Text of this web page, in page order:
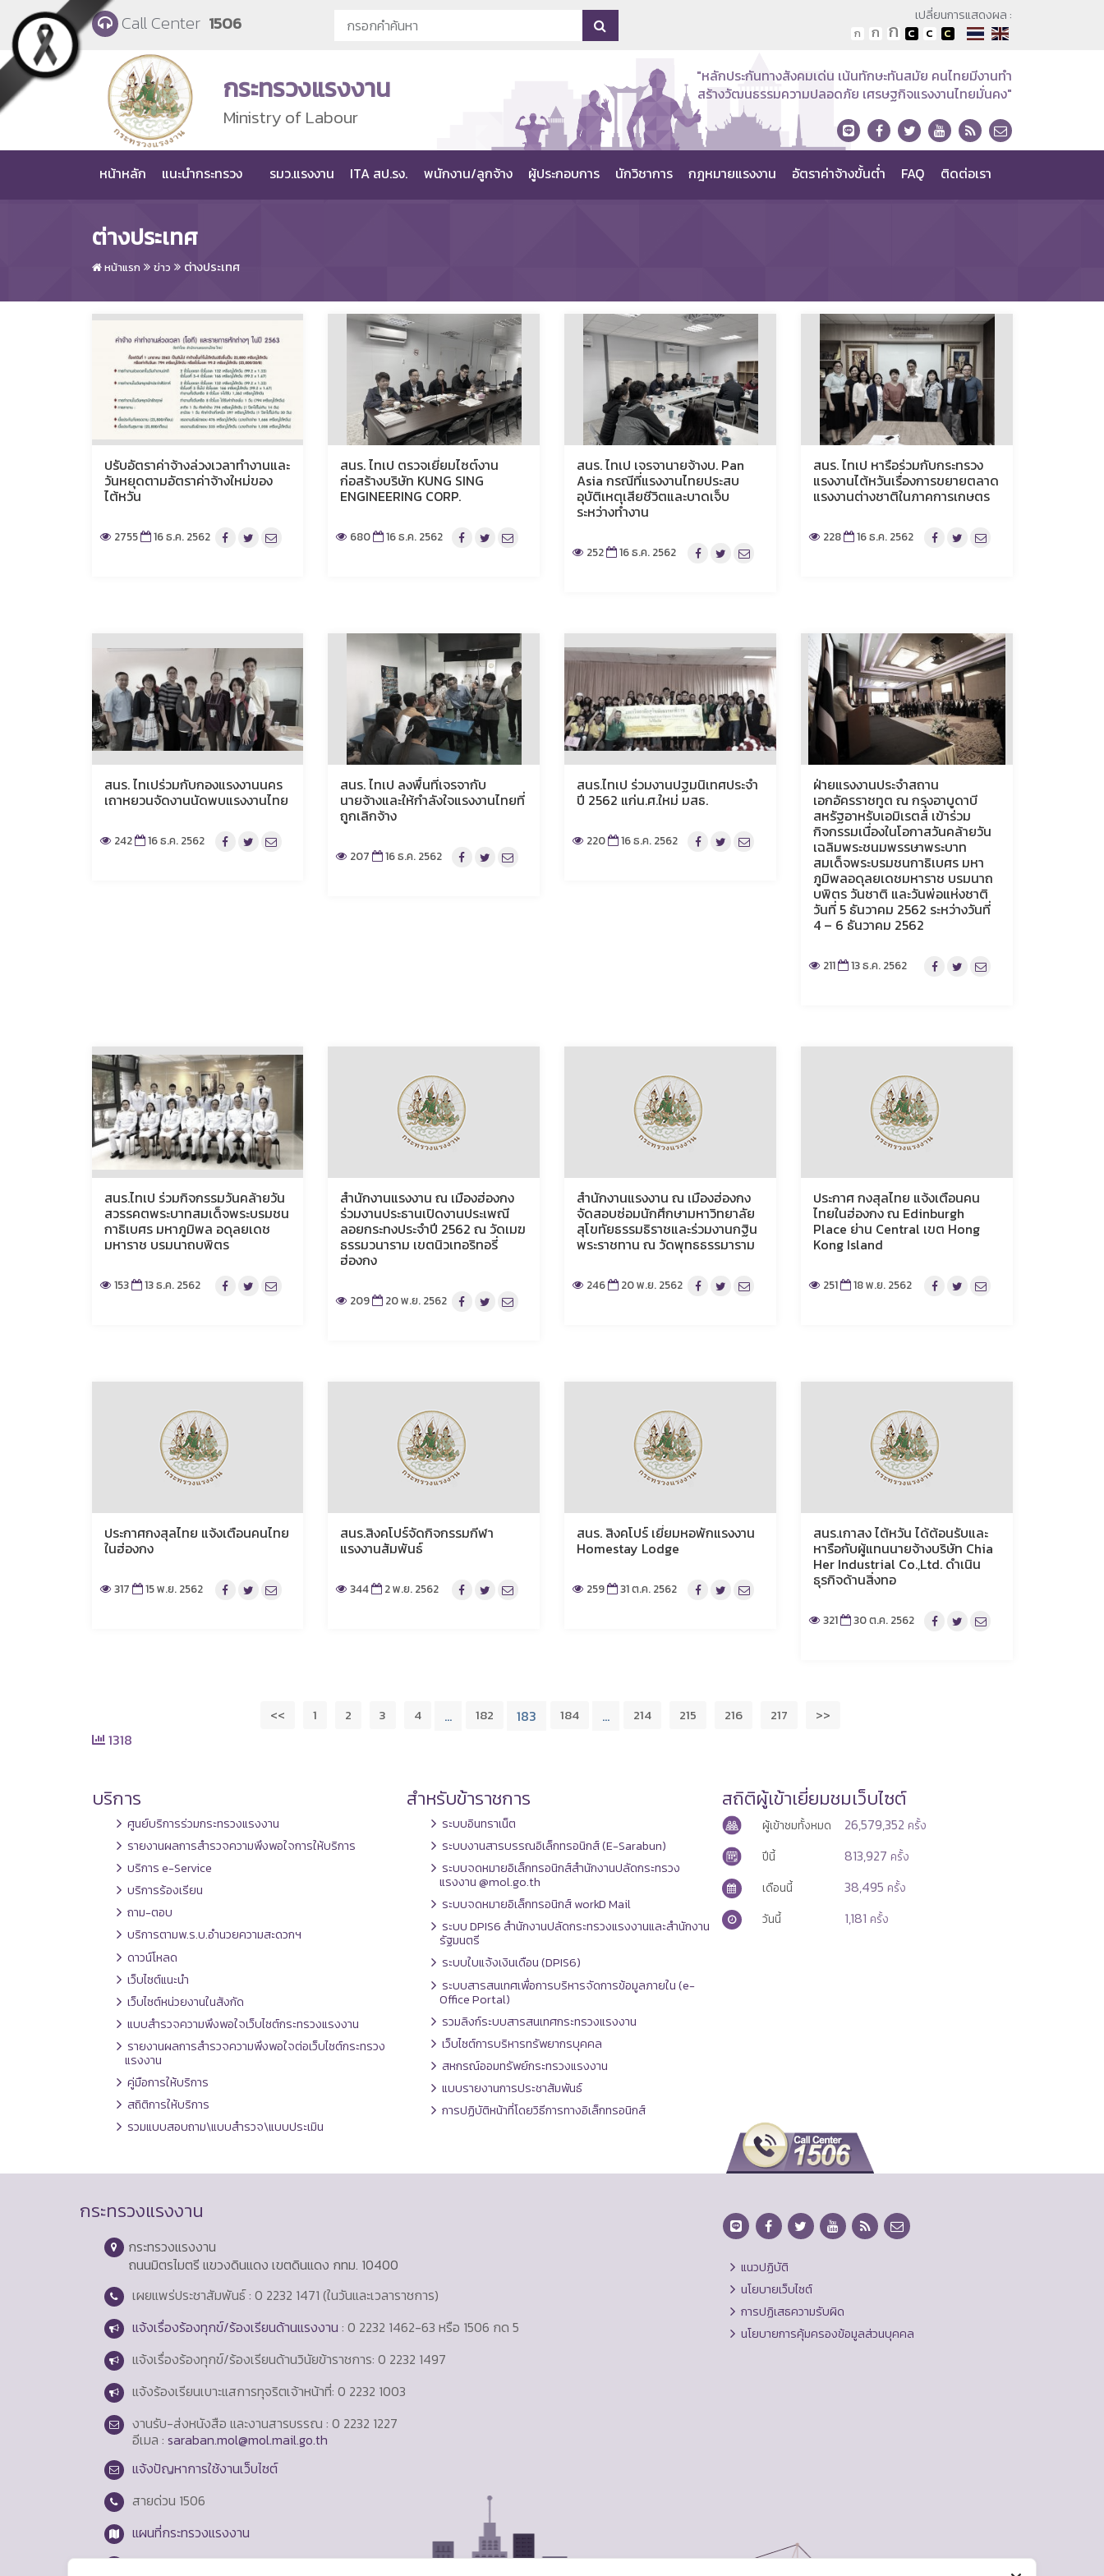
Skip to main content
Call Center 1506 เปลี่ยนการแสดงผล :
กระทรวงแรงงาน
Ministry of Labour
"หลักประกันทางสังคมเด่น เน้นทักษะทันสมัย คนไทยมีงานทำ
สร้างวัฒนธรรมความปลอดภัย เศรษฐกิจแรงงานไทยมั่นคง"
หน้าหลัก แนะนำกระทรวง รมว.แรงงาน ITA สป.รง. พนักงาน/ลูกจ้าง ผู้ประกอบการ นักวิชาการ กฎหมายแรงงาน อัตราค่าจ้างขั้นต่ำ FAQ ติดต่อเรา
ต่างประเทศ
หน้าแรก ข่าว ต่างประเทศ
ปรับอัตราค่าจ้างล่วงเวลาทำงานและ
วันหยุดตามอัตราค่าจ้างใหม่ของ
ไต้หวัน
2755 16 ธ.ค. 2562
สนร. ไทเป ตรวจเยี่ยมไซต์งาน
ก่อสร้างบริษัท KUNG SING
ENGINEERING CORP.
680 16 ธ.ค. 2562
สนร. ไทเป เจรจานายจ้างบ. Pan
Asia กรณีที่แรงงานไทยประสบ
อุบัติเหตุเสียชีวิตและบาดเจ็บ
ระหว่างทำงาน
252 16 ธ.ค. 2562
สนร. ไทเป หารือร่วมกับกระทรวง
แรงงานไต้หวันเรื่องการขยายตลาด
แรงงานต่างชาติในภาคการเกษตร
228 16 ธ.ค. 2562
สนร. ไทเปร่วมกับกองแรงงานนคร
เถาหยวนจัดงานนัดพบแรงงานไทย
242 16 ธ.ค. 2562
สนร. ไทเป ลงพื้นที่เจรจากับ
นายจ้างและให้กำลังใจแรงงานไทยที่
ถูกเลิกจ้าง
207 16 ธ.ค. 2562
สนร.ไทเป ร่วมงานปฐมนิเทศประจำ
ปี 2562 แก่น.ศ.ใหม่ มสธ.
220 16 ธ.ค. 2562
ฝ่ายแรงงานประจำสถาน
เอกอัครราชทูต ณ กรุงอาบูดาบี
สหรัฐอาหรับเอมิเรตส์ เข้าร่วม
กิจกรรมเนื่องในโอกาสวันคล้ายวัน
เฉลิมพระชนมพรรษาพระบาท
สมเด็จพระบรมชนกาธิเบศร มหา
ภูมิพลอดุลยเดชมหาราช บรมนาถ
บพิตร วันชาติ และวันพ่อแห่งชาติ
วันที่ 5 ธันวาคม 2562 ระหว่างวันที่
4 – 6 ธันวาคม 2562
211 13 ธ.ค. 2562
สนร.ไทเป ร่วมกิจกรรมวันคล้ายวัน
สวรรคตพระบาทสมเด็จพระบรมชน
กาธิเบศร มหาภูมิพล อดุลยเดช
มหาราช บรมนาถบพิตร
153 13 ธ.ค. 2562
สำนักงานแรงงาน ณ เมืองฮ่องกง
ร่วมงานประธานเปิดงานประเพณี
ลอยกระทงประจำปี 2562 ณ วัดเมฆ
ธรรมวนาราม เขตนิวเทอริทอรี่
ฮ่องกง
209 20 พ.ย. 2562
สำนักงานแรงงาน ณ เมืองฮ่องกง
จัดสอบซ่อมนักศึกษามหาวิทยาลัย
สุโขทัยธรรมธิราชและร่วมงานกฐิน
พระราชทาน ณ วัดพุทธธรรมาราม
246 20 พ.ย. 2562
ประกาศ กงสุลไทย แจ้งเตือนคน
ไทยในฮ่องกง ณ Edinburgh
Place ย่าน Central เขต Hong
Kong Island
251 18 พ.ย. 2562
ประกาศกงสุลไทย แจ้งเตือนคนไทย
ในฮ่องกง
317 15 พ.ย. 2562
สนร.สิงคโปร์จัดกิจกรรมกีฬา
แรงงานสัมพันธ์
344 2 พ.ย. 2562
สนร. สิงคโปร์ เยี่ยมหอพักแรงงาน
Homestay Lodge
259 31 ต.ค. 2562
สนร.เกาสง ไต้หวัน ได้ต้อนรับและ
หารือกับผู้แทนนายจ้างบริษัท Chia
Her Industrial Co.,Ltd. ดำเนิน
ธุรกิจด้านสิ่งทอ
321 30 ต.ค. 2562
<< 1 2 3 4 … 182 183 184 … 214 215 216 217 >>
1318
บริการ
ศูนย์บริการร่วมกระทรวงแรงงาน
รายงานผลการสำรวจความพึงพอใจการให้บริการ
บริการ e-Service
บริการร้องเรียน
ถาม-ตอบ
บริการตามพ.ร.บ.อำนวยความสะดวกฯ
ดาวน์โหลด
เว็บไซต์แนะนำ
เว็บไซต์หน่วยงานในสังกัด
แบบสำรวจความพึงพอใจเว็บไซต์กระทรวงแรงงาน
รายงานผลการสำรวจความพึงพอใจต่อเว็บไซต์กระทรวง
แรงงาน
คู่มือการให้บริการ
สถิติการให้บริการ
รวมแบบสอบถาม\แบบสำรวจ\แบบประเมิน
สำหรับข้าราชการ
ระบบอินทราเน็ต
ระบบงานสารบรรณอิเล็กทรอนิกส์ (E-Sarabun)
ระบบจดหมายอิเล็กทรอนิกส์สำนักงานปลัดกระทรวง
แรงงาน @mol.go.th
ระบบจดหมายอิเล็กทรอนิกส์ workD Mail
ระบบ DPIS6 สำนักงานปลัดกระทรวงแรงงานและสำนักงาน
รัฐมนตรี
ระบบใบแจ้งเงินเดือน (DPIS6)
ระบบสารสนเทศเพื่อการบริหารจัดการข้อมูลภายใน (e-
Office Portal)
รวมลิงก์ระบบสารสนเทศกระทรวงแรงงาน
เว็บไซต์การบริหารทรัพยากรบุคคล
สหกรณ์ออมทรัพย์กระทรวงแรงงาน
แบบรายงานการประชาสัมพันธ์
การปฏิบัติหน้าที่โดยวิธีการทางอิเล็กทรอนิกส์
สถิติผู้เข้าเยี่ยมชมเว็บไซต์
ผู้เข้าชมทั้งหมด 26,579,352 ครั้ง
ปีนี้
813,927 ครั้ง
เดือนนี้
38,495 ครั้ง
วันนี้
1,181 ครั้ง
กระทรวงแรงงาน
กระทรวงแรงงาน
ถนนมิตรไมตรี แขวงดินแดง เขตดินแดง กทม. 10400
เผยแพร่ประชาสัมพันธ์ : 0 2232 1471 (ในวันและเวลาราชการ)
แจ้งเรื่องร้องทุกข์/ร้องเรียนด้านแรงงาน : 0 2232 1462-63 หรือ 1506 กด 5
แจ้งเรื่องร้องทุกข์/ร้องเรียนด้านวินัยข้าราชการ: 0 2232 1497
แจ้งร้องเรียนเบาะแสการทุจริตเจ้าหน้าที่: 0 2232 1003
งานรับ-ส่งหนังสือ และงานสารบรรณ : 0 2232 1227
อีเมล : saraban.mol@mol.mail.go.th
แจ้งปัญหาการใช้งานเว็บไซต์
สายด่วน 1506
แผนที่กระทรวงแรงงาน
Login
แนวปฏิบัติ
นโยบายเว็บไซต์
การปฏิเสธความรับผิด
นโยบายการคุ้มครองข้อมูลส่วนบุคคล